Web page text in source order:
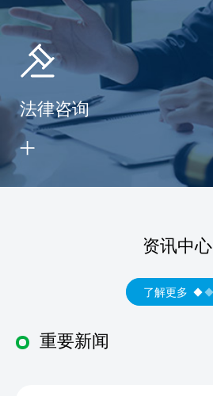
法律咨询
资讯中心
了解更多
重要新闻